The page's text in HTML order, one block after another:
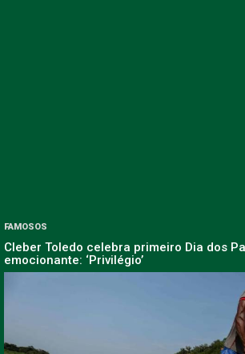
FAMOSOS
Cleber Toledo celebra primeiro Dia dos
emocionante: ‘Privilégio’